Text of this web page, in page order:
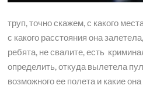
труп, точно скажем, с какого
с какого расстояния она
ребята, не свалите, есть
определить, откуда вылетела
возможного ее полета и какие